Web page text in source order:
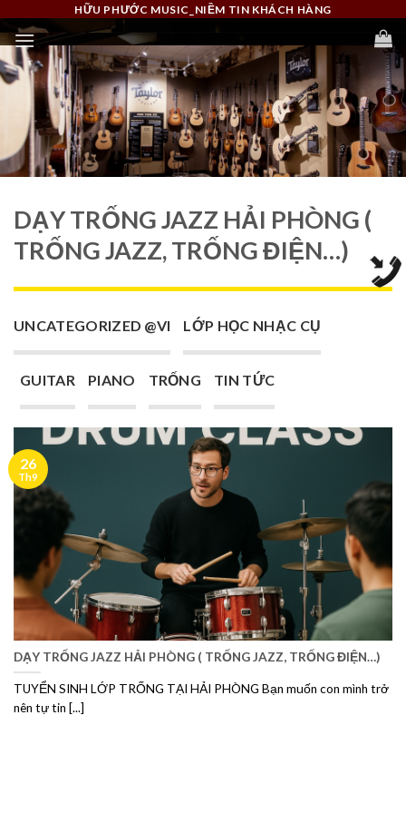
to
content
HỮU PHƯỚC MUSIC_NIỀM TIN KHÁCH HÀNG
DẠY TRỐNG JAZZ HẢI PHÒNG (
TRỐNG JAZZ, TRỐNG ĐIỆN…)
UNCATEGORIZED @VI LỚP HỌC NHẠC CỤ
GUITAR PIANO TRỐNG TIN TỨC
DẠY TRỐNG JAZZ HẢI PHÒNG ( TRỐNG JAZZ, TRỐNG ĐIỆN…)
TUYỂN SINH LỚP TRỐNG TẠI HẢI PHÒNG Bạn muốn con mình trở
nên tự tin [...]
26
Th9